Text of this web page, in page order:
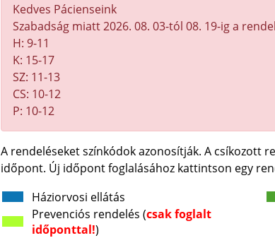
Kedves Pácienseink
Szabadság miatt 2026. 08. 03-tól 08. 19-ig a
H: 9-11
K: 15-17
SZ: 11-13
CS: 10-12
P: 10-12
A rendeléseket színkódok azonosítják. A csíkozott
időpont. Új időpont foglalásához kattintson egy
Háziorvosi ellátás
Prevenciós rendelés (csak foglalt
időponttal!)